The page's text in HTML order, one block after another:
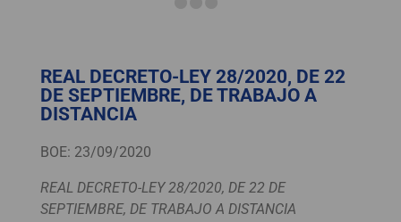
REAL DECRETO-LEY 28/2020, DE 22
DE SEPTIEMBRE, DE TRABAJO A
DISTANCIA
BOE: 23/09/2020
REAL DECRETO-LEY 28/2020, DE 22 DE
SEPTIEMBRE, DE TRABAJO A DISTANCIA​